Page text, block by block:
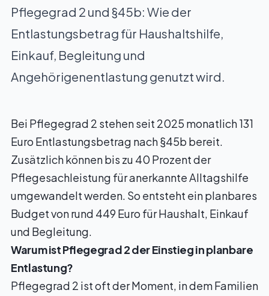
Pflegegrad 2 und §45b: Wie der
Entlastungsbetrag für Haushaltshilfe,
Einkauf, Begleitung und
Angehörigenentlastung genutzt wird.
Bei Pflegegrad 2 stehen seit 2025 monatlich 131
Euro Entlastungsbetrag nach §45b bereit.
Zusätzlich können bis zu 40 Prozent der
Pflegesachleistung für anerkannte Alltagshilfe
umgewandelt werden. So entsteht ein planbares
Budget von rund 449 Euro für Haushalt, Einkauf
und Begleitung.
Warum ist Pflegegrad 2 der Einstieg in planbare
Entlastung?
Pflegegrad 2 ist oft der Moment, in dem Familien